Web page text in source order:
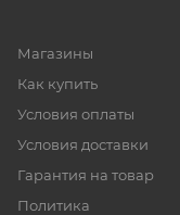
Магазины
Как купить
Условия оплаты
Условия доставки
Гарантия на товар
Политика